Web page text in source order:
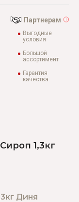
Партнерам
Выгодные
условия
Большой
ассортимент
Гарантия
качества
1,3кг
Диня